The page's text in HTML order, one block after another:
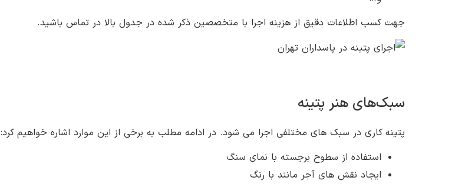
جهت کسب اطلاعات دقیق از هزینه اجرا با متخصصین ذکر شده در جدول بالا در تماس باشید.
سبک‌های هنر پتینه
پتینه کاری در سبک های مختلفی اجرا می شود. در ادامه مطلب به برخی از این موارد اشاره خواهیم کرد:
استفاده از سطوح برجسته با نمای سنگ
ایجاد نقش های آجر مانند با رنگ